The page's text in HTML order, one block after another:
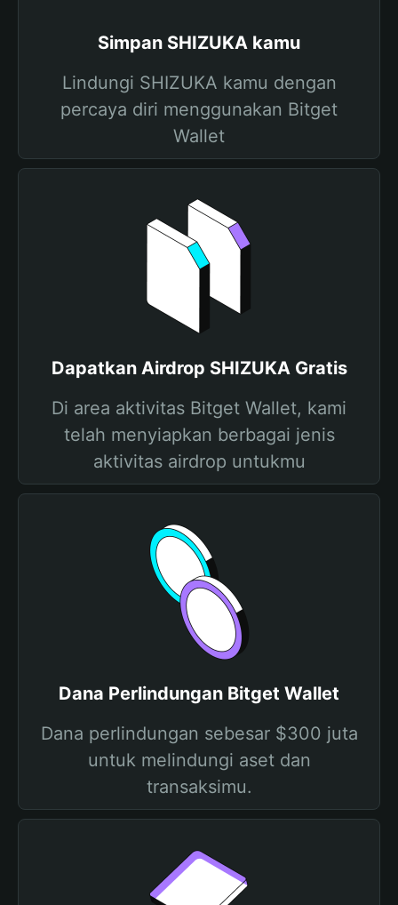
Simpan SHIZUKA kamu
Lindungi SHIZUKA kamu dengan
percaya diri menggunakan Bitget
Wallet
Dapatkan Airdrop SHIZUKA Gratis
Di area aktivitas Bitget Wallet, kami
telah menyiapkan berbagai jenis
aktivitas airdrop untukmu
Dana Perlindungan Bitget Wallet
Dana perlindungan sebesar $300 juta
untuk melindungi aset dan
transaksimu.